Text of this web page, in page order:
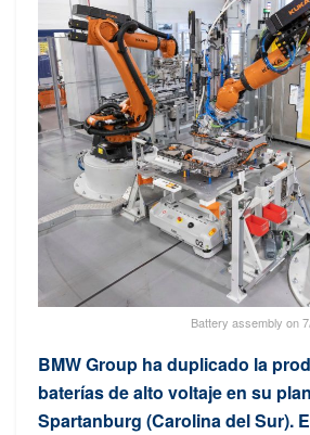
Battery assembly on
BMW Group ha duplicado la
baterías de alto voltaje en su
Spartanburg (Carolina del Sur).